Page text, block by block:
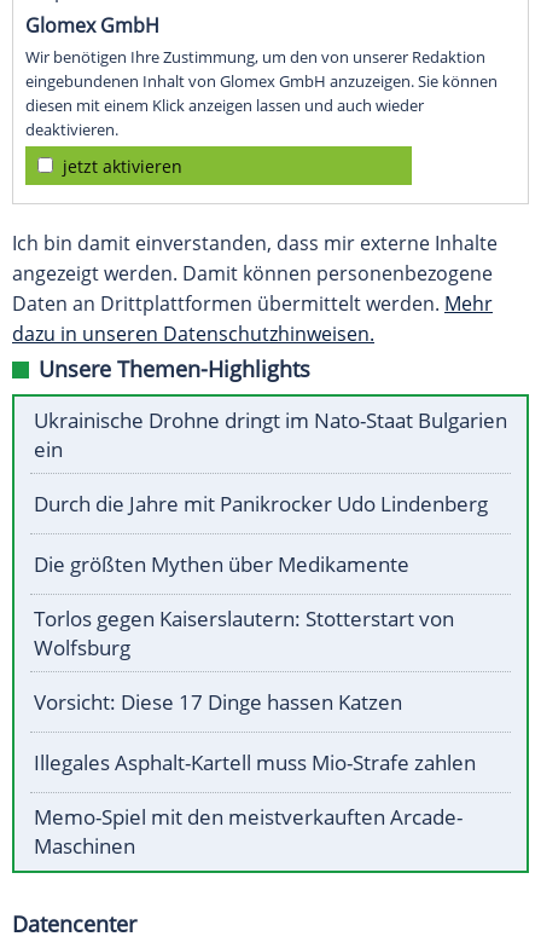
Glomex GmbH
Wir benötigen Ihre Zustimmung, um den von unserer Redaktion
eingebundenen Inhalt von Glomex GmbH anzuzeigen. Sie können
diesen mit einem Klick anzeigen lassen und auch wieder
deaktivieren.
jetzt aktivieren
Ich bin damit einverstanden, dass mir externe Inhalte
angezeigt werden. Damit können personenbezogene
Daten an Drittplattformen übermittelt werden. Mehr
dazu in unseren Datenschutzhinweisen.
Unsere Themen-Highlights
Ukrainische Drohne dringt im Nato-Staat Bulgarien
ein
Durch die Jahre mit Panikrocker Udo Lindenberg
Die größten Mythen über Medikamente
Torlos gegen Kaiserslautern: Stotterstart von
Wolfsburg
Vorsicht: Diese 17 Dinge hassen Katzen
Illegales Asphalt-Kartell muss Mio-Strafe zahlen
Memo-Spiel mit den meistverkauften Arcade-
Maschinen
Datencenter